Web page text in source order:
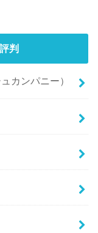
判
カンパニー）